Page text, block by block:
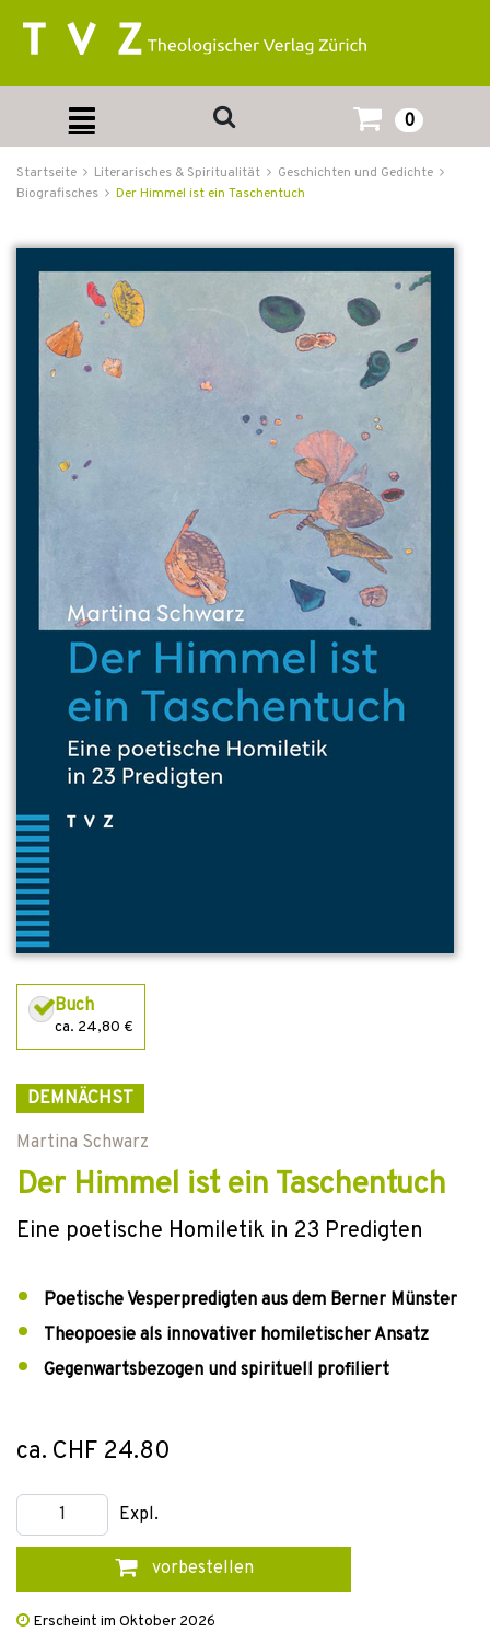
0
Startseite Literarisches & Spiritualität
Geschichten und Gedichte
Biografisches
Der Himmel ist ein Taschentuch
Buch
ca. 24,80 €
DEMNÄCHST
Martina Schwarz
Der Himmel ist ein Taschentuch
Eine poetische Homiletik in 23 Predigten
Poetische Vesperpredigten aus dem Berner Münster
Theopoesie als innovativer homiletischer Ansatz
Gegenwartsbezogen und spirituell profiliert
ca. CHF 24.80
Expl.
vorbestellen
Erscheint im Oktober 2026